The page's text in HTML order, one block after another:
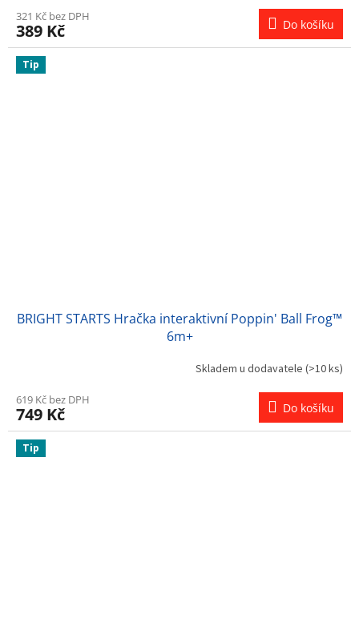
321 Kč bez DPH
389 Kč Do košíku
Tip
BRIGHT STARTS Hračka interaktivní Poppin' Ball Frog™
6m+
Skladem u dodavatele (>10 ks)
619 Kč bez DPH
749 Kč Do košíku
Tip